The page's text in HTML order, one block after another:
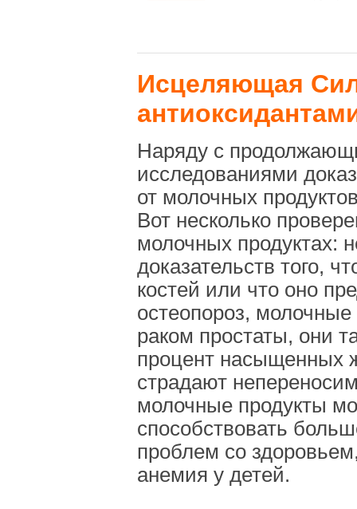
Исцеляющая
Наряду с
исследованиями
от молочных
Вот несколько
молочных продуктах:
доказательств того,
костей или что оно
остеопороз,
раком простаты, они
процент насыщенных
страдают
молочные продукты
способствовать
проблем со
анемия у детей.